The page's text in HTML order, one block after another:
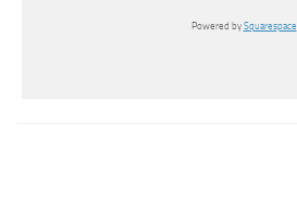
Powered by Squarespace